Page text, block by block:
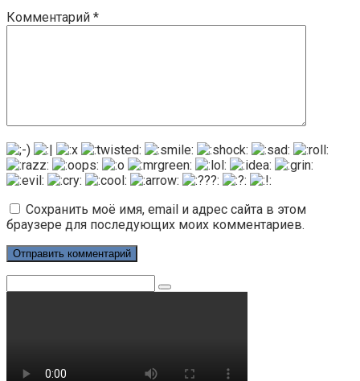
Комментарий *
Сохранить моё имя, email и адрес сайта в этом
браузере для последующих моих комментариев.